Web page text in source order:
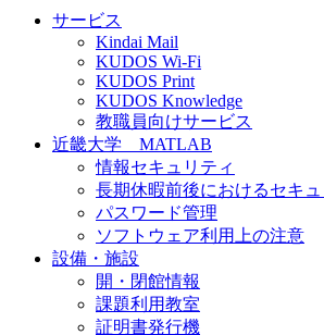
サービス
Kindai Mail
KUDOS Wi-Fi
KUDOS Print
KUDOS Knowledge
教職員向けサービス
近畿大学 MATLAB
情報セキュリティ
長期休暇前後におけるセキ
パスワード管理
ソフトウェア利用上の注意
設備・施設
開・閉館情報
課題利用教室
証明書発行機